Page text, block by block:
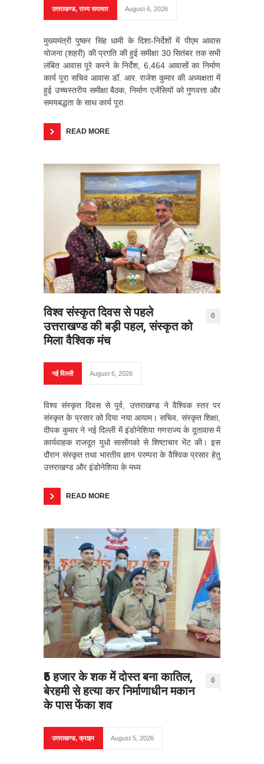
उत्तराखण्ड,राज्य समाचार August 6, 2026
मुख्यमंत्री पुष्कर सिंह धामी के दिशा-निर्देशों में पीएम आवास
योजना (शहरी) की प्रगति की हुई समीक्षा 30 सितंबर तक सभी
लंबित आवास पूरे करने के निर्देश, 6,464 आवासों का निर्माण
कार्य पूरा सचिव आवास डॉ. आर. राजेश कुमार की अध्यक्षता में
हुई उच्चस्तरीय समीक्षा बैठक, निर्माण एजेंसियों को गुणवत्ता और
समयबद्धता के साथ कार्य पूरा
READ MORE
विश्व संस्कृत दिवस से पहले
उत्तराखण्ड की बड़ी पहल, संस्कृत को
मिला वैश्विक मंच
0
नई दिल्ली August 6, 2026
विश्व संस्कृत दिवस से पूर्व, उत्तराखण्ड ने वैश्विक स्तर पर
संस्कृत के प्रसार को दिया नया आयाम। सचिव, संस्कृत शिक्षा,
दीपक कुमार ने नई दिल्ली में इंडोनेशिया गणराज्य के दूतावास में
कार्यवाहक राजदूत युधो सासोंगको से शिष्टाचार भेंट की। इस
दौरान संस्कृत तथा भारतीय ज्ञान परम्परा के वैश्विक प्रसार हेतु
उत्तराखण्ड और इंडोनेशिया के मध्य
READ MORE
₹5 हजार के शक में दोस्त बना कातिल,
बेरहमी से हत्या कर निर्माणाधीन मकान
के पास फेंका शव
0
उत्तराखण्ड,क्राइम August 5, 2026